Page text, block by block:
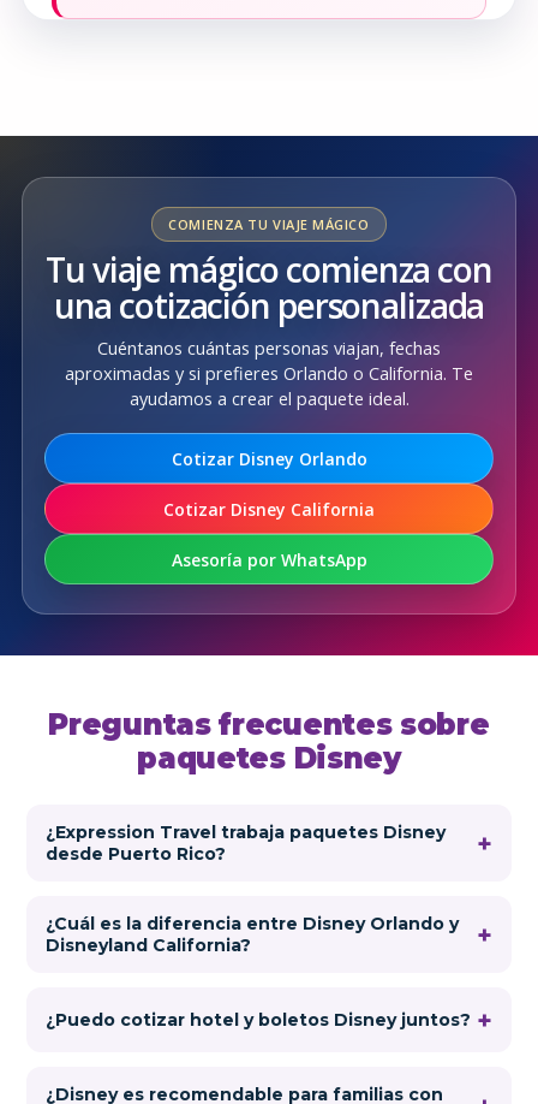
COMIENZA TU VIAJE MÁGICO
Tu viaje mágico comienza con
una cotización personalizada
Cuéntanos cuántas personas viajan, fechas
aproximadas y si prefieres Orlando o California. Te
ayudamos a crear el paquete ideal.
Cotizar Disney Orlando
Cotizar Disney California
Asesoría por WhatsApp
Preguntas frecuentes sobre
paquetes Disney
¿Expression Travel trabaja paquetes Disney
desde Puerto Rico?
¿Cuál es la diferencia entre Disney Orlando y
Disneyland California?
¿Puedo cotizar hotel y boletos Disney juntos?
¿Disney es recomendable para familias con